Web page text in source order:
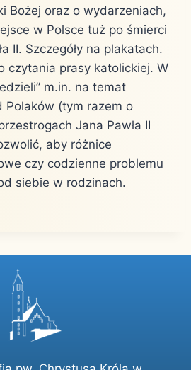
Bożej oraz o wydarzeniach,
w Polsce tuż po śmierci
II. Szczegóły na plakatach.
czytania prasy katolickiej. W
m.in. na temat
Polaków (tym razem o
Jana Pawła II
aby różnice
czy codzienne problemu
siebie w rodzinach.